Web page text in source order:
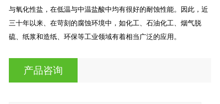
与氧化性盐，在低温与中温盐酸中均有很好的耐蚀性能。因此，近
三十年以来、在苛刻的腐蚀环境中，如化工、石油化工、烟气脱
硫、纸浆和造纸、环保等工业领域有着相当广泛的应用。
产品咨询